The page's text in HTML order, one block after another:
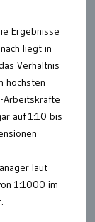
Ergebnisse
liegt in
Verhältnis
höchsten
Arbeitskräfte
auf 1:10 bis
laut
1:1000 im